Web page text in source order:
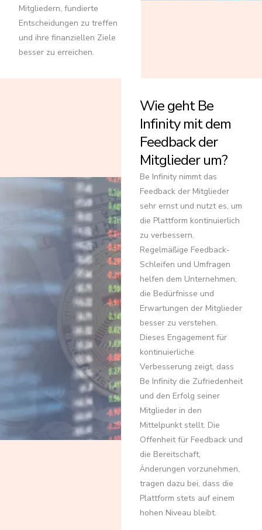
Mitgliedern, fundierte
Entscheidungen zu treffen
und ihre finanziellen Ziele
besser zu erreichen.
Wie geht Be
Infinity mit dem
Feedback der
Mitglieder um?
Be Infinity nimmt das
Feedback der Mitglieder
sehr ernst und nutzt es, um
die Plattform kontinuierlich
zu verbessern.
Regelmäßige Feedback-
Schleifen und Umfragen
helfen dem Unternehmen,
die Bedürfnisse und
Erwartungen der Mitglieder
besser zu verstehen.
Dieses Engagement für
kontinuierliche
Verbesserung zeigt, dass
Be Infinity die Zufriedenheit
und den Erfolg seiner
Mitglieder in den
Mittelpunkt stellt. Die
Offenheit für Feedback und
die Bereitschaft,
Änderungen vorzunehmen,
tragen dazu bei, dass die
Plattform stets auf einem
hohen Niveau bleibt.